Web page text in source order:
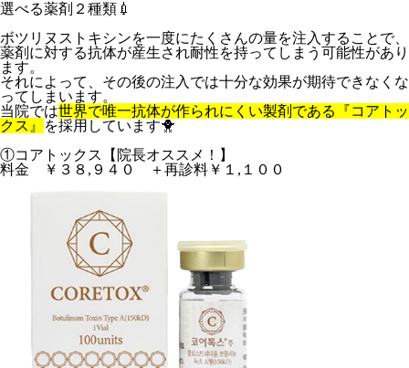
選べる薬剤２種類 💉
ボツリヌストキシンを一度にたくさんの量を注入することで、
薬剤に対する抗体が産生され耐性を持ってしまう可能性があり
ます。
それによって、その後の注入では十分な効果が期待できなくな
ってしまいます。
当院では世界で唯一抗体が作られにくい製剤である『コアトッ
クス』
を採用しています🐥
①コアトックス【院長オススメ！】
料金 ￥３８,９４０ ＋再診料￥１,１００